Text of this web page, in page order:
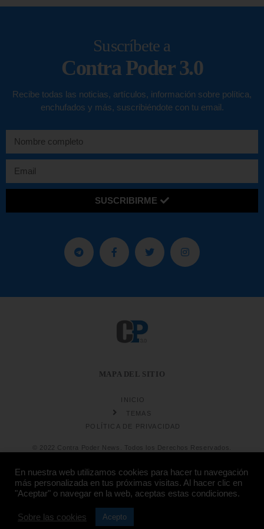
Suscríbete a
Contra Poder 3.0
Recibe todas las noticias, artículos, información sobre política,
enchufados y más, suscribiéndote con tu email.
SUSCRIBIRME
MAPA DEL SITIO
INICIO
TEMAS
POLÍTICA DE PRIVACIDAD
© 2022 Contra Poder News. Todos los Derechos Reservados.
Diseño web
En nuestra web utilizamos cookies para hacer tu navegación
más personalizada en tus próximas visitas. Al hacer clic en
"Aceptar" o navegar en la web, aceptas estas condiciones.
Sobre las cookies Acepto